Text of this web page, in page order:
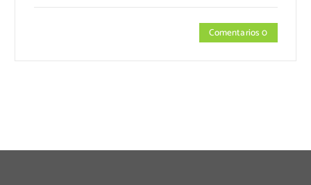
Comentarios 0